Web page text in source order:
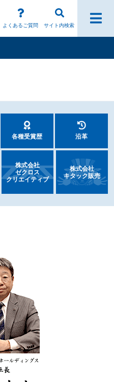
よくあるご質問 サイト内検索
ーズ
各種受賞歴 沿革
株式会社
ゼクロス
クリエイティブ
株式会社
キタック販売